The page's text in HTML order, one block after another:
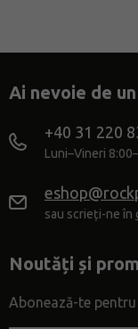
Ai nevoie de
+40 31 220
Luni–Vineri
sau scrieți-ne în
Noutăți și
Abonează-te